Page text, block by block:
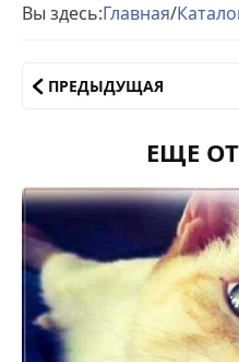
Вы здесь:Главная/
ПРЕДЫДУЩАЯ
ЕЩЕ